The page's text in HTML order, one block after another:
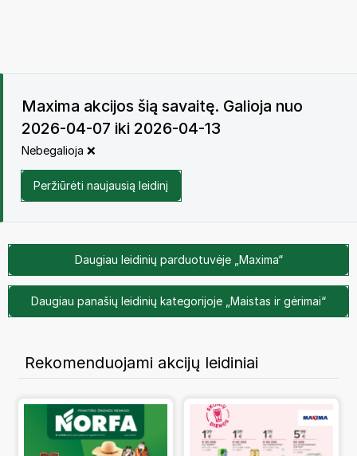
Maxima akcijos šią savaitę. Galioja nuo
2026-04-07 iki 2026-04-13
Nebegalioja ❌
Peržiūrėti naujausią leidinį
Daugiau leidinių parduotuvėje „Maxima“
Daugiau panašių leidinių kategorijoje „Maistas ir gėrimai“
Rekomenduojami akcijų leidiniai